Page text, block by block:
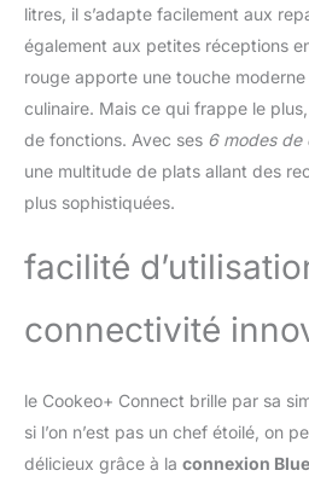
suivez
pas
un
litres, il s’adapte facilement aux
également aux petites réceptions
rouge apporte une touche
culinaire. Mais ce qui frappe le
de fonctions. Avec ses 6 modes de
une multitude de plats allant des
plus sophistiquées.
facilité
connectivité
le Cookeo+ Connect brille par sa
si l’on n’est pas un chef étoilé, on
délicieux grâce à la connexion